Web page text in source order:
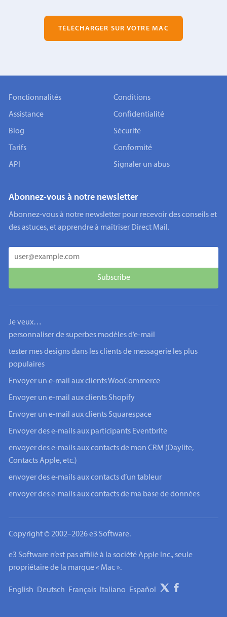
TÉLÉCHARGER SUR VOTRE MAC
Fonctionnalités
Assistance
Blog
Tarifs
API
Conditions
Confidentialité
Sécurité
Conformité
Signaler un abus
Abonnez-vous à notre newsletter
Abonnez-vous à notre newsletter pour recevoir des conseils et
des astuces, et apprendre à maîtriser Direct Mail.
Je veux…
personnaliser de superbes modèles d’e-mail
tester mes designs dans les clients de messagerie les plus
populaires
Envoyer un e-mail aux clients WooCommerce
Envoyer un e-mail aux clients Shopify
Envoyer un e-mail aux clients Squarespace
Envoyer des e-mails aux participants Eventbrite
envoyer des e-mails aux contacts de mon CRM (Daylite,
Contacts Apple, etc.)
envoyer des e-mails aux contacts d’un tableur
envoyer des e-mails aux contacts de ma base de données
Copyright © 2002–2026 e3 Software.
e3 Software n’est pas affilié à la société Apple Inc., seule
propriétaire de la marque « Mac ».
English Deutsch Français Italiano Español